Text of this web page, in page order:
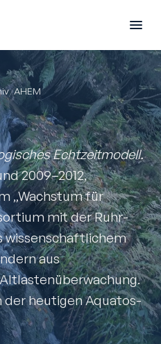
/AHEM
Echtzeitmodell.
2009–2012,
„Wachstum für
mit der Ruhr-
wissenschaftlichem
aus
der heutigen Aquatos-